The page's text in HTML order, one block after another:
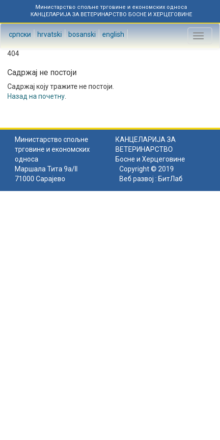
Министарство спољне трговине и економских односа
КАНЦЕЛАРИЈА ЗА ВЕТЕРИНАРСТВО БОСНЕ И ХЕРЦЕГОВИНЕ
српски hrvatski bosanski english
Toggle
404
Садржај не постоји
Садржај коју тражите не постоји.
Назад на почетну
Министарство спољне
трговине и економских
односа
КАНЦЕЛАРИЈА ЗА
ВЕТЕРИНАРСТВО
Босне и Херцеговине
Маршала Тита 9а/II
71000 Сарајево
Copyright © 2019
Веб развој : БитЛаб